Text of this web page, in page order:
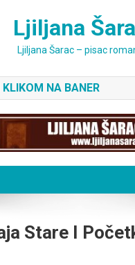
Ljiljana
Ljiljana Šarac – pisac
NA BANER
Stare I